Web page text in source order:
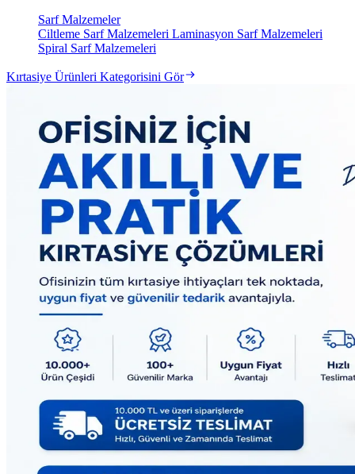
Sarf Malzemeler
Ciltleme Sarf Malzemeleri Laminasyon Sarf Malzemeleri
Spiral Sarf Malzemeleri
Kırtasiye Ürünleri Kategorisini Gör